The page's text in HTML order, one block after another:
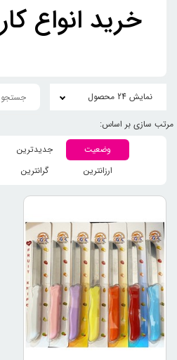
خرید انواع
نمایش 24 محصول
وضعیت جدیدترین
ارزانترین
گرانترین